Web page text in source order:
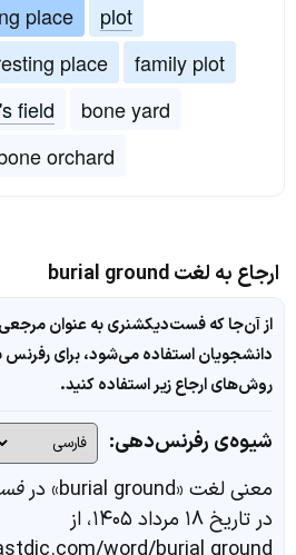
place
plot
place
family plot
field
bone yard
orchard
ارجاع به لغت burial ground
از آن‌جا که فست‌دیکشنری به عنوان
دانشجویان استفاده می‌شود، برای رفرنس
روش‌های ارجاع زیر استفاده کنید.
شیوه‌ی رفرنس‌دهی:
معنی لغت «burial ground» در
در تاریخ ۱۸ مرداد ۱۴۰۵، از